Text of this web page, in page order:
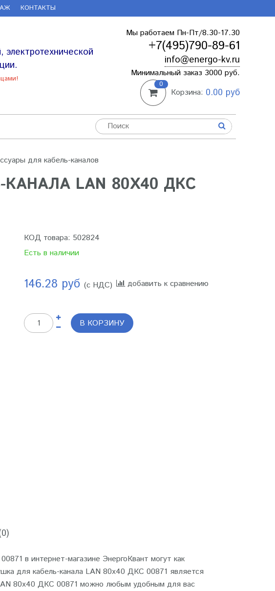
КОНТАКТЫ
Мы работаем Пн-Пт/8.30-17.30
+7(495)790-89-61
info@energo-kv.ru
Минимальный заказ 3000 руб.
0
Корзина: 0.00 руб
для кабель-каналов
LAN 80Х40 ДКС
КОД товара: 502824
Есть в наличии
146.28 руб (с НДС) добавить к сравнению
В КОРЗИНУ
в интернет-магазине ЭнергоКвант могут как
для кабель-канала LAN 80х40 ДКС 00871 является
80х40 ДКС 00871 можно любым удобным для вас